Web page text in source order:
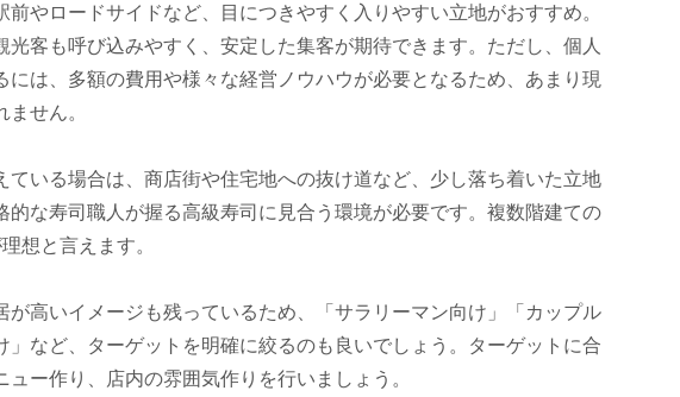
前やロードサイドなど、目につきやすく入りやすい立地がおすすめ。
光客も呼び込みやすく、安定した集客が期待できます。ただし、個人
には、多額の費用や様々な経営ノウハウが必要となるため、あまり現
せん。
ている場合は、商店街や住宅地への抜け道など、少し落ち着いた立地
的な寿司職人が握る高級寿司に見合う環境が必要です。複数階建ての
想と言えます。
が高いイメージも残っているため、「サラリーマン向け」「カップル
」など、ターゲットを明確に絞るのも良いでしょう。ターゲットに合
ュー作り、店内の雰囲気作りを行いましょう。